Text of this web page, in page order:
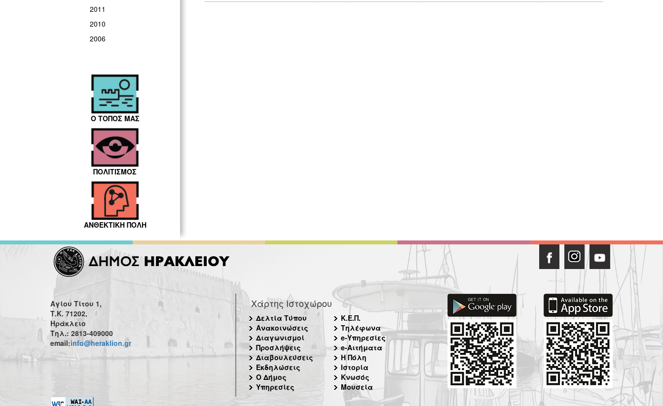
2011
2010
2006
Ο ΤΟΠΟΣ ΜΑΣ
ΠΟΛΙΤΙΣΜΟΣ
ΑΝΘΕΚΤΙΚΗ ΠΟΛΗ
Αγίου Τίτου 1,
Τ.Κ. 71202,
Ηράκλειο
Τηλ.: 2813-409000
email:info@heraklion.gr
Χάρτης Ιστοχώρου
Δελτία Τύπου
Ανακοινώσεις
Διαγωνισμοί
Προσλήψεις
Διαβουλεύσεις
Εκδηλώσεις
Ο Δήμος
Υπηρεσίες
Κ.Ε.Π.
Τηλέφωνα
e-Υπηρεσίες
e-Αιτήματα
Η Πόλη
Ιστορία
Κνωσός
Μουσεία